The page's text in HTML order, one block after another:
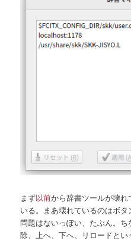
まず以前から辞書ツールが壊
いる。まあ壊れているのはボ
問題はないっぽい、たぶん。
除、上へ、下へ、リロードとい